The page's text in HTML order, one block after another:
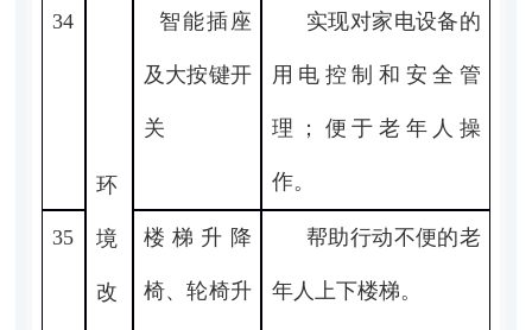
环
境
改
34 智能插座
及大按键开
关
实现对家电设备的
用电控制和安全管
理；便于老年人操
作。
35 楼梯升降
椅、轮椅升
帮助行动不便的老
年人上下楼梯。